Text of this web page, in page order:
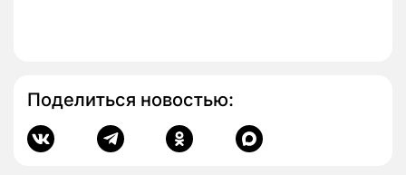
Поделиться новостью: